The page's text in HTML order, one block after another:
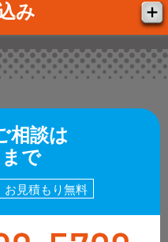
み
相談は
で
お見積もり無料